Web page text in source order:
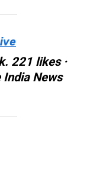
221 likes ·
News